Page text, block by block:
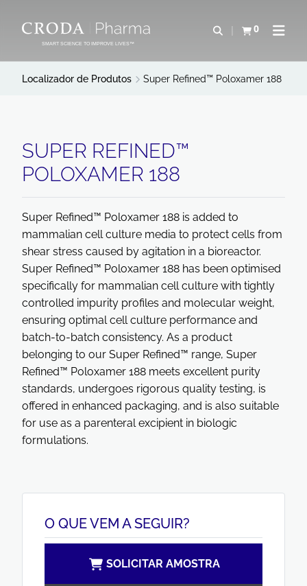
PARA
CONTEÚDO
PARA
MENU
SMART SCIENCE TO IMPROVE LIVES™
Abrir pesquisa
0
Exibir cestaAbrir
Localizador de Produtos Super Refined™ Poloxamer 188
SUPER REFINED™
POLOXAMER 188
Super Refined™ Poloxamer 188 is added to
mammalian cell culture media to protect cells from
shear stress caused by agitation in a bioreactor.
Super Refined™ Poloxamer 188 has been optimised
specifically for mammalian cell culture with tightly
controlled impurity profiles and molecular weight,
ensuring optimal cell culture performance and
batch-to-batch consistency. As a product
belonging to our Super Refined™ range, Super
Refined™ Poloxamer 188 meets excellent purity
standards, undergoes rigorous quality testing, is
offered in enhanced packaging, and is also suitable
for use as a parenteral excipient in biologic
formulations.
O QUE VEM A SEGUIR?
SOLICITAR AMOSTRA